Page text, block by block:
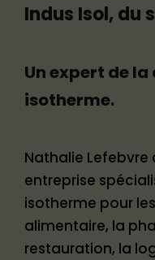
Indus Isol, du
Un expert de
isotherme.
Nathalie Lefebvre
entreprise
isotherme pour
alimentaire, la
restauration, la